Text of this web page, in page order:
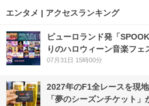
エンタメ | アクセスランキング
ピューロランド発「
りのハロウィーン音楽フェ
07月31日 15時00分
2027年のF1全レースを現
「夢のシーズンチケット」